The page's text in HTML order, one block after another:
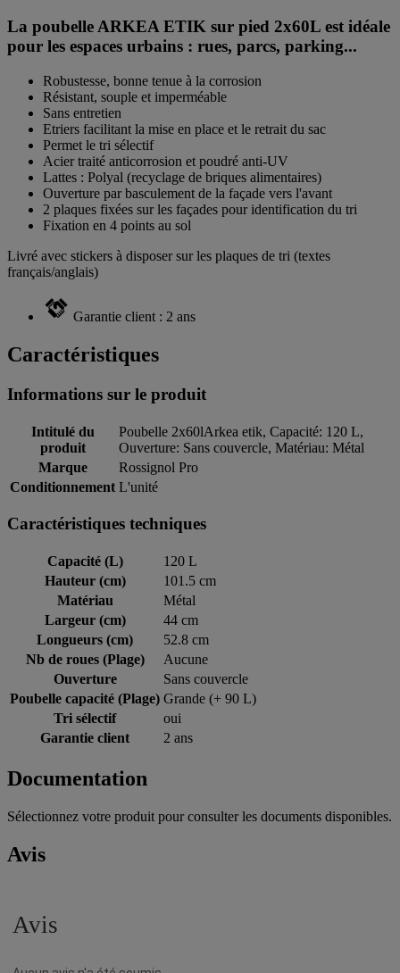
La poubelle ARKEA ETIK sur pied 2x60L est idéale
pour les espaces urbains : rues, parcs, parking...
Robustesse, bonne tenue à la corrosion
Résistant, souple et imperméable
Sans entretien
Etriers facilitant la mise en place et le retrait du sac
Permet le tri sélectif
Acier traité anticorrosion et poudré anti-UV
Lattes : Polyal (recyclage de briques alimentaires)
Ouverture par basculement de la façade vers l'avant
2 plaques fixées sur les façades pour identification du tri
Fixation en 4 points au sol
Livré avec stickers à disposer sur les plaques de tri (textes
français/anglais)
Garantie client : 2 ans
Caractéristiques
Informations sur le produit
Intitulé du
produit
Poubelle 2x60lArkea etik, Capacité: 120 L,
Ouverture: Sans couvercle, Matériau: Métal
Marque
Rossignol Pro
Conditionnement L'unité
Caractéristiques techniques
Capacité (L)
120 L
Hauteur (cm)
101.5 cm
Matériau
Métal
Largeur (cm)
44 cm
Longueurs (cm)
52.8 cm
Nb de roues (Plage)
Aucune
Ouverture
Sans couvercle
Poubelle capacité (Plage) Grande (+ 90 L)
Tri sélectif
oui
Garantie client
2 ans
Documentation
Sélectionnez votre produit pour consulter les documents disponibles.
Avis